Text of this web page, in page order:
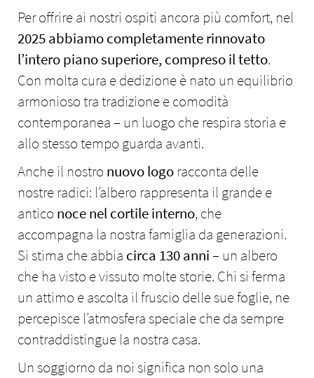
Per offrire ai nostri ospiti ancora più comfort, nel
2025 abbiamo completamente rinnovato
l’intero piano superiore, compreso il tetto.
Con molta cura e dedizione è nato un equilibrio
armonioso tra tradizione e comodità
contemporanea – un luogo che respira storia e
allo stesso tempo guarda avanti.
Anche il nostro nuovo logo racconta delle
nostre radici: l’albero rappresenta il grande e
antico noce nel cortile interno, che
accompagna la nostra famiglia da generazioni.
Si stima che abbia circa 130 anni– un albero
che ha visto e vissuto molte storie. Chi si ferma
un attimo e ascolta il fruscio delle sue foglie, ne
percepisce l’atmosfera speciale che da sempre
contraddistingue la nostra casa.
Un soggiorno da noi significa non solo una